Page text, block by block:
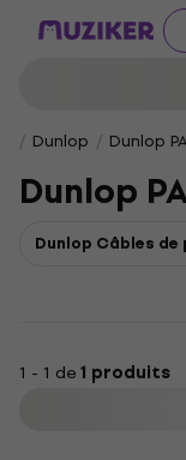
Dunlop Dunlop
Dunlop
Dunlop Câbles
1 - 1 de1 produits